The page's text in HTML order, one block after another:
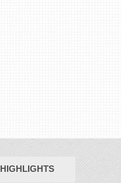
HIGHLIGHTS